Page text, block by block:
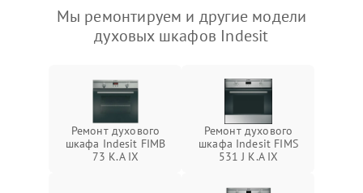
Мы ремонтируем и другие модели
духовых шкафов Indesit
Ремонт духового
шкафа Indesit FIMB
73 K.A IX
Ремонт духового
шкафа Indesit FIMS
531 J K.A IX